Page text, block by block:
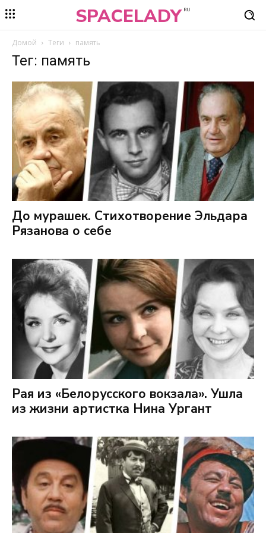
SPACELADY RU
Домой Теги память
Тег: память
До мурашек. Стихотворение Эльдара
Рязанова о себе
Рая из «Белорусского вокзала». Ушла
из жизни артистка Нина Ургант